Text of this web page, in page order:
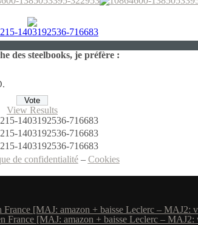
des steelbooks, je préfère :
View Results
de confidentialité– Cookies
France [MAJ: amazon + baisse Leclerc – MAJ2:
France [MAJ: amazon + baisse Leclerc – MAJ2: